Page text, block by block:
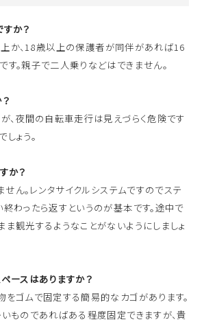
か？
か、18歳以上の保護者が同伴があれば16
。親子で二人乗りなどはできません。
、夜間の自転車走行は見えづらく危険です
ょう。
か？
ん。レンタサイクルシステムですのでステ
わったら返すというのが基本です。途中で
観光するようなことがないようにしましょ
ースはありますか？
ゴムで固定する簡易的なカゴがあります。
ものであればある程度固定できますが、貴